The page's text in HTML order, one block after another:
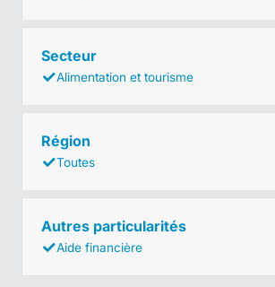
Secteur
Alimentation et tourisme
Région
Toutes
Autres particularités
Aide financière